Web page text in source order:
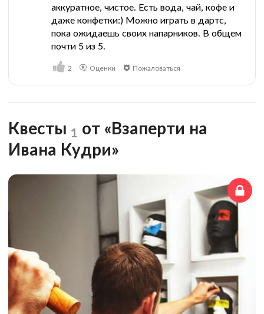
аккуратное, чистое. Есть вода, чай, кофе и
даже конфетки:) Можно играть в дартс,
пока ожидаешь своих напарников. В общем
почти 5 из 5.
2 Оценки Пожаловаться
Квесты 1 от «Взаперти на
Ивана Кудри»